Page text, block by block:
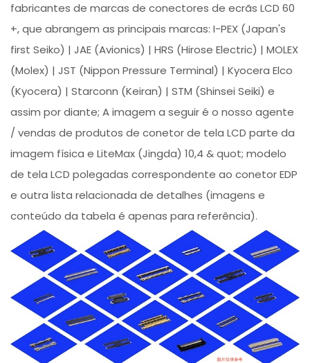
fabricantes de marcas de conectores de ecrãs LCD 60
+, que abrangem as principais marcas: I-PEX (Japan's
first Seiko) | JAE (Avionics) | HRS (Hirose Electric) | MOLEX
(Molex) | JST (Nippon Pressure Terminal) | Kyocera Elco
(Kyocera) | Starconn (Keiran) | STM (Shinsei Seiki) e
assim por diante; A imagem a seguir é o nosso agente
/ vendas de produtos de conetor de tela LCD parte da
imagem física e LiteMax (Jingda) 10,4 & quot; modelo
de tela LCD polegadas correspondente ao conetor EDP
e outra lista relacionada de detalhes (imagens e
conteúdo da tabela é apenas para referência).